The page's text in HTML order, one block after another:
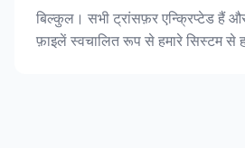
बिल्कुल। सभी ट्रांसफ़र एन्क्रिप्टेड हैं
फ़ाइलें स्वचालित रूप से हमारे सिस्टम से